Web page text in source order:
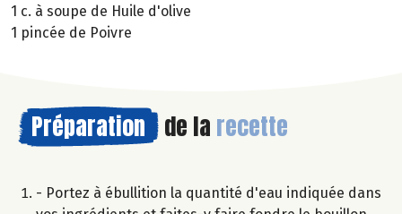
1 c. à soupe de Huile d'olive
1 pincée de Poivre
Préparation de la recette
- Portez à ébullition la quantité d'eau indiquée dans